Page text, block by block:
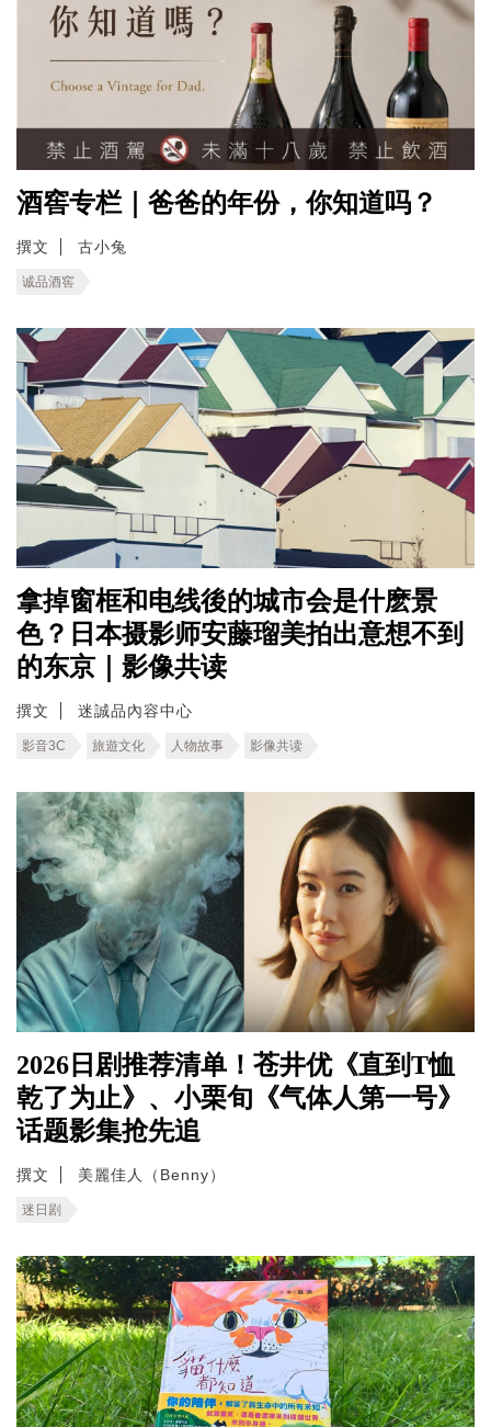
酒窖专栏｜爸爸的年份，你知道吗？
撰文 古小兔
诚品酒窖
拿掉窗框和电线後的城市会是什麽景
色？日本摄影师安藤瑠美拍出意想不到
的东京｜影像共读
撰文 迷誠品內容中心
影音3C 旅遊文化 人物故事 影像共读
2026日剧推荐清单！苍井优《直到T恤
乾了为止》、小栗旬《气体人第一号》
话题影集抢先追
撰文 美麗佳人（Benny）
迷日剧